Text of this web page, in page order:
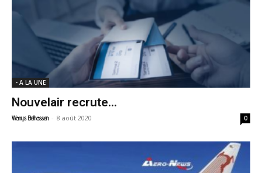
- A LA UNE
Nouvelair recrute…
Wanys Belhassen - 8 août 2020 0